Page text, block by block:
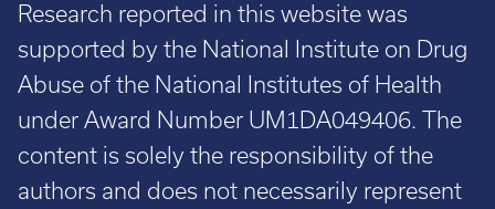
Research reported in this website was
supported by the National Institute on Drug
Abuse of the National Institutes of Health
under Award Number UM1DA049406. The
content is solely the responsibility of the
authors and does not necessarily represent